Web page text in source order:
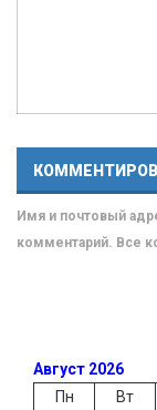
Имя и почтовый
комментарий. Все
Август 2026
Пн
Вт